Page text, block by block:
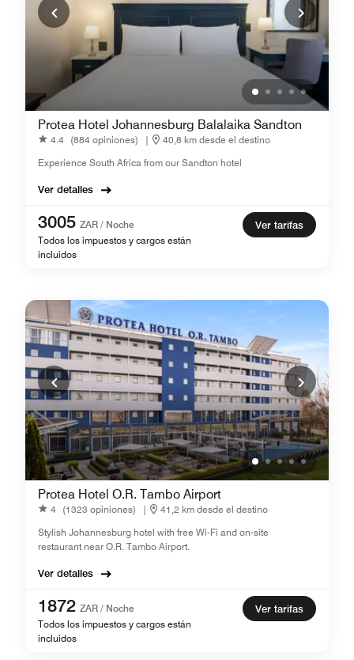
Protea Hotel Johannesburg Balalaika Sandton
4.4 (884 opiniones) |
40,8 km desde el destino
Experience South Africa from our Sandton hotel
Ver detalles
3005 ZAR / Noche
Todos los impuestos y cargos están
incluidos
Ver tarifas
Protea Hotel O.R. Tambo Airport
4 (1323 opiniones) |
41,2 km desde el destino
Stylish Johannesburg hotel with free Wi-Fi and on-site
restaurant near O.R. Tambo Airport.
Ver detalles
1872 ZAR / Noche
Todos los impuestos y cargos están
incluidos
Ver tarifas